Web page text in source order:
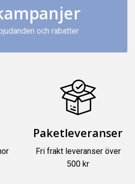
och rabatter
Paketleveranser
Fri frakt leveranser över
500 kr